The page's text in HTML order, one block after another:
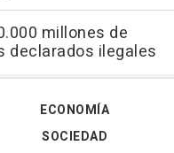
millones de
declarados ilegales
ECONOMÍA
SOCIEDAD